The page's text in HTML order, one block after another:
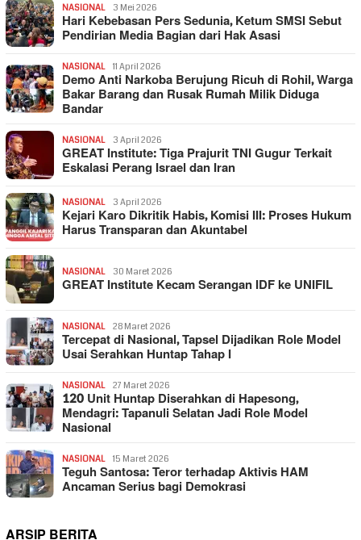
NASIONAL 3 Mei 2026
Hari Kebebasan Pers Sedunia, Ketum SMSI Sebut
Pendirian Media Bagian dari Hak Asasi
NASIONAL 11 April 2026
Demo Anti Narkoba Berujung Ricuh di Rohil, Warga
Bakar Barang dan Rusak Rumah Milik Diduga
Bandar
NASIONAL 3 April 2026
GREAT Institute: Tiga Prajurit TNI Gugur Terkait
Eskalasi Perang Israel dan Iran
NASIONAL 3 April 2026
Kejari Karo Dikritik Habis, Komisi III: Proses Hukum
Harus Transparan dan Akuntabel
NASIONAL 30 Maret 2026
GREAT Institute Kecam Serangan IDF ke UNIFIL
NASIONAL 28 Maret 2026
Tercepat di Nasional, Tapsel Dijadikan Role Model
Usai Serahkan Huntap Tahap I
NASIONAL 27 Maret 2026
120 Unit Huntap Diserahkan di Hapesong,
Mendagri: Tapanuli Selatan Jadi Role Model
Nasional
NASIONAL 15 Maret 2026
Teguh Santosa: Teror terhadap Aktivis HAM
Ancaman Serius bagi Demokrasi
ARSIP BERITA